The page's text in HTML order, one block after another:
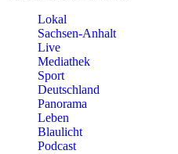
Lokal
Sachsen-Anhalt
Live
Mediathek
Sport
Deutschland
Panorama
Leben
Blaulicht
Podcast